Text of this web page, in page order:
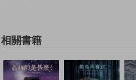
相關書籍